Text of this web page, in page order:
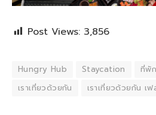
Post Views: 3,856
Hungry Hub Staycation
ที่พั
เราเที่ยวด้วยกัน
เราเที่ยวด้วยกัน เ